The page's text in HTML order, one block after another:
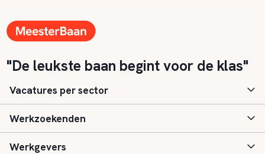
"De leukste baan begint voor de klas"
Vacatures per sector
Basisonderwijs
Speciaal (basis) onderwijs
Werkzoekenden
Aanmelden
Werkgevers